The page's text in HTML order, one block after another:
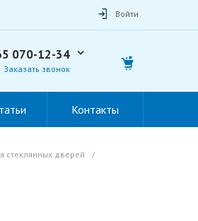
Войти
070-12-34
Заказать звонок
Контакты
стеклянных дверей
/